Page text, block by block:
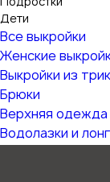
Дети
Все выкройки
Женские
Выкройки из
Брюки
Верхняя одежда
Водолазки и
Жакеты и